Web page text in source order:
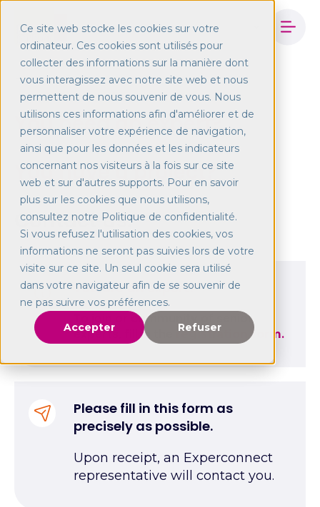
Ce site web stocke les cookies sur votre
ordinateur. Ces cookies sont utilisés pour
collecter des informations sur la manière dont
vous interagissez avec notre site web et nous
permettent de nous souvenir de vous. Nous
utilisons ces informations afin d'améliorer et de
personnaliser votre expérience de navigation,
ainsi que pour les données et les indicateurs
concernant nos visiteurs à la fois sur ce site
web et sur d'autres supports. Pour en savoir
plus sur les cookies que nous utilisons,
consultez notre Politique de confidentialité.
Si vous refusez l'utilisation des cookies, vos
informations ne seront pas suivies lors de votre
visite sur ce site. Un seul cookie sera utilisé
dans votre navigateur afin de se souvenir de
ne pas suivre vos préférences.
Accepter
Refuser
Home Contact-us
You need an expert?
You have a project?
Contact us.
You are an expert?
To join or community of senior
experts, fill in the
registration form.
Please fill in this form as
precisely as possible.
Upon receipt, an Experconnect
representative will contact you.